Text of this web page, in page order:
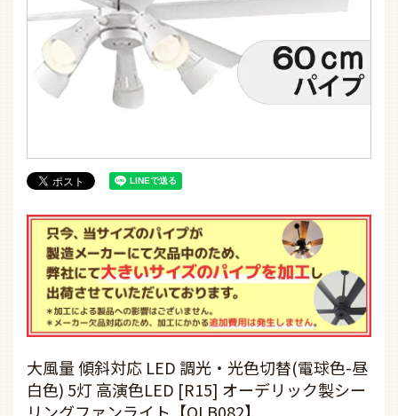
大風量 傾斜対応 LED 調光・光色切替(電球色-昼
リングファンライト【OLB082】
通常価格 ¥228,470
特別価格
¥112,276 税込
50.9% OFF
なら月々9,356円から。分割手数料無料
(必
須)
※無料で取付工事見積もりをいたします。